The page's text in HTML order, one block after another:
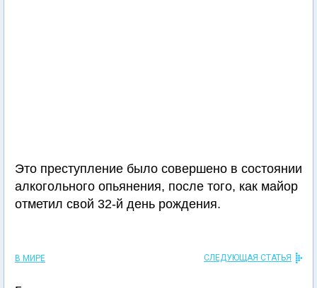
Это преступление было совершено в состоянии
алкогольного опьянения, после того, как майор
отметил свой 32-й день рождения.
В МИРЕ СЛЕДУЮЩАЯ СТАТЬЯ